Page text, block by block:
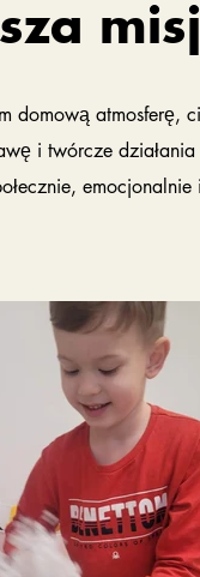
atmosferę,
i twórcze